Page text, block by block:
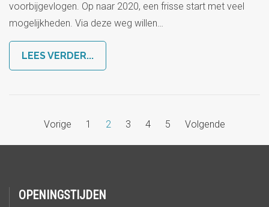
voorbijgevlogen. Op naar 2020, een frisse start met veel
mogelijkheden. Via deze weg willen…
LEES VERDER...
Vorige 1 2 3 4 5 Volgende
OPENINGSTIJDEN